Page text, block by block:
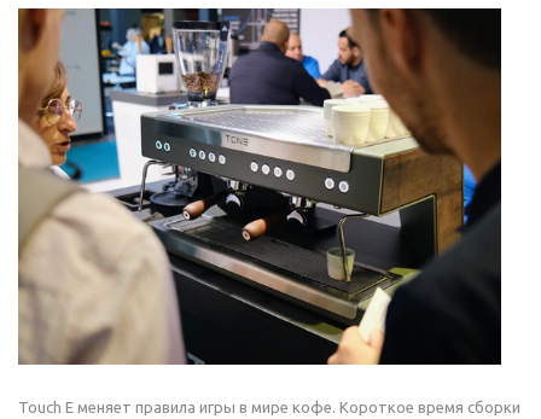
Touch E меняет правила игры в мире кофе. Короткое время сборки